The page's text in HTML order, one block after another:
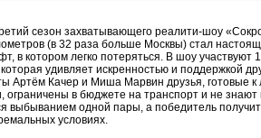
сезон захватывающего реалити‑шоу
(в 32 раза больше Москвы) стал
котором легко потеряться. В шоу
удивляет искренностью и поддержкой
Артём Качер и Миша Марвин друзья,
ограничены в бюджете на транспорт и не
выбыванием одной пары, а победитель
условиях.